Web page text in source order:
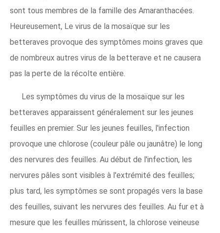
sont tous membres de la famille des Amaranthacées.
Heureusement, Le virus de la mosaïque sur les
betteraves provoque des symptômes moins graves que
de nombreux autres virus de la betterave et ne causera
pas la perte de la récolte entière.
Les symptômes du virus de la mosaïque sur les
betteraves apparaissent généralement sur les jeunes
feuilles en premier. Sur les jeunes feuilles, l'infection
provoque une chlorose (couleur pâle ou jaunâtre) le long
des nervures des feuilles. Au début de l'infection, les
nervures pâles sont visibles à l'extrémité des feuilles;
plus tard, les symptômes se sont propagés vers la base
des feuilles, suivant les nervures des feuilles. Au fur et à
mesure que les feuilles mûrissent, la chlorose veineuse